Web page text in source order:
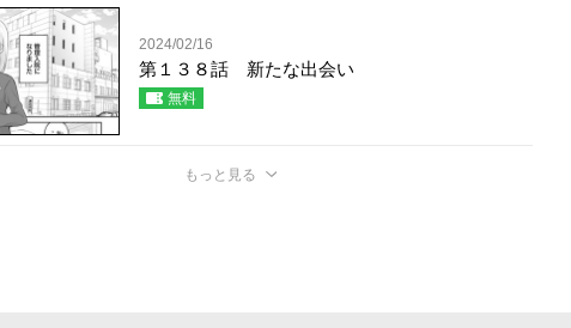
2024/02/16
第１３８話 新たな出会い
無料
もっと見る